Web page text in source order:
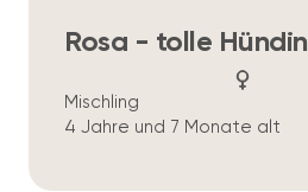
Rosa - tolle Hündin
Mischling
4 Jahre und 7 Monate alt